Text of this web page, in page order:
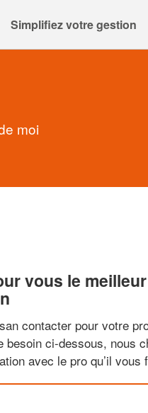
Simplifiez votre gestion
moi
vous le
contacter pour votre
besoin ci-dessous, nous
avec le pro qu’il vous